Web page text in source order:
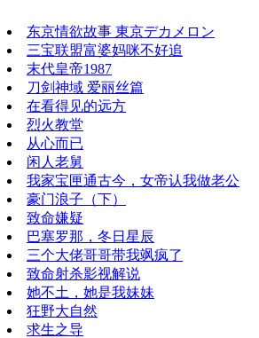
东京情欲故事 東京デカメロン
三宝联盟富婆妈咪不好追
末代皇帝1987
刀剑神域 爱丽丝篇
在看得见的远方
烈火教堂
从心而已
闲人老舅
我家宝匣通古今，女帝认我做老公
豪门浪子（下）
致命嫌疑
巴塞罗那，冬日星辰
三个大佬哥哥带我飒疯了
致命射杀影视解说
她不土，她是我妹妹
狂野大自然
求生之导